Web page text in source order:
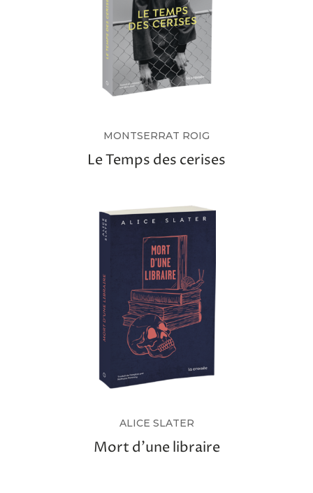
MONTSERRAT ROIG
Le Temps des cerises
ALICE SLATER
Mort d’une libraire